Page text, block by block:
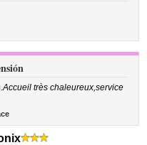
très chaleureux,service